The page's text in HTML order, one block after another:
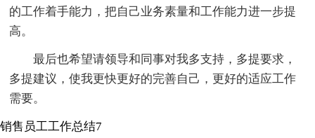
的工作着手能力，把自己业务素量和工作能力进一步提
高。
最后也希望请领导和同事对我多支持，多提要求，
多提建议，使我更快更好的完善自己，更好的适应工作
需要。
销售员工工作总结7